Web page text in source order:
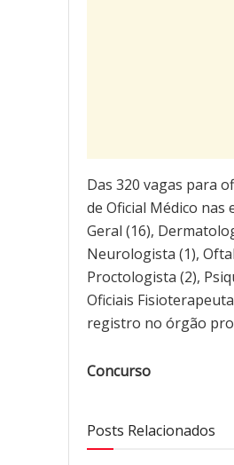
Das 320 vagas para
de Oficial Médico nas
Geral (16),
Neurologista (1),
Proctologista (2),
Oficiais
registro no órgão
Concurso
Posts Relacionados